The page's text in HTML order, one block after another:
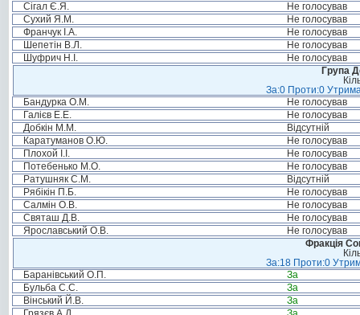
Сігал Є.Я.
Не голосував
Сухий Я.М.
Не голосував
Франчук І.А.
Не голосував
Шепетін В.Л.
Не голосував
Шуфрич Н.І.
Не голосував
Група
За:0 Проти:0
Бандурка О.М.
Не голосував
Галієв Е.Е.
Не голосував
Добкін М.М.
Відсутній
Каратуманов О.Ю.
Не голосував
Плохой І.І.
Не голосував
Потебенько М.О.
Не голосував
Ратушняк С.М.
Відсутній
Рябікін П.Б.
Не голосував
Салмін О.В.
Не голосував
Святаш Д.В.
Не голосував
Ярославський О.В.
Не голосував
Фракція
За:18 Проти:0
Баранівський О.П.
За
Бульба С.С.
За
Вінський Й.В.
За